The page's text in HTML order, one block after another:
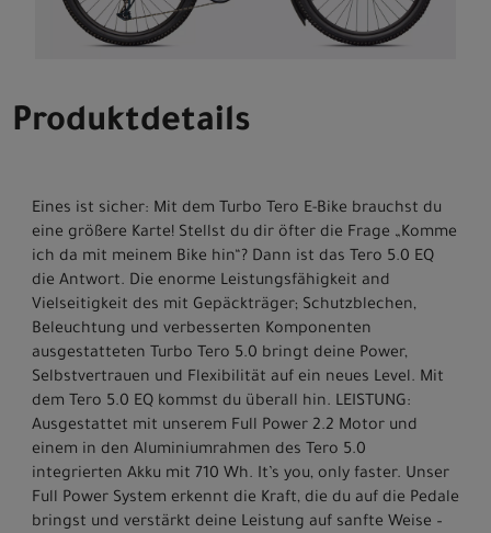
Produktdetails
Eines ist sicher: Mit dem Turbo Tero E-Bike brauchst du
eine größere Karte! Stellst du dir öfter die Frage „Komme
ich da mit meinem Bike hin“? Dann ist das Tero 5.0 EQ
die Antwort. Die enorme Leistungsfähigkeit and
Vielseitigkeit des mit Gepäckträger; Schutzblechen,
Beleuchtung und verbesserten Komponenten
ausgestatteten Turbo Tero 5.0 bringt deine Power,
Selbstvertrauen und Flexibilität auf ein neues Level. Mit
dem Tero 5.0 EQ kommst du überall hin. LEISTUNG:
Ausgestattet mit unserem Full Power 2.2 Motor und
einem in den Aluminiumrahmen des Tero 5.0
integrierten Akku mit 710 Wh. It’s you, only faster. Unser
Full Power System erkennt die Kraft, die du auf die Pedale
bringst und verstärkt deine Leistung auf sanfte Weise –